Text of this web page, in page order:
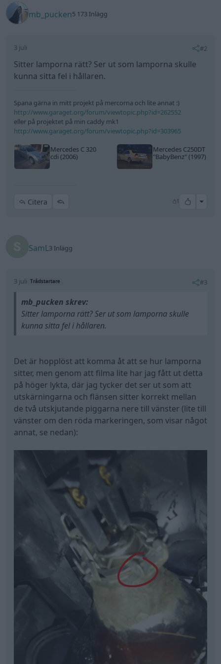
mb_pucken5 173 Inlägg
3 juli #2
Sitter lamporna rätt? Ser ut som lamporna skulle
kunna sitta fel i hållaren.
Spana gärna in mitt projekt på mercorna och lite annat :)
http://www.garaget.org/forum/viewtopic.php?id=262552
eller på projektet på min caddy mk1
http://www.garaget.org/forum/viewtopic.php?id=303965
Mercedes C 320
cdi (2006)
Mercedes C250DT
"BabyBenz"(1997)
Citera 1 All
SamL3 Inlägg
3 juli Trådstartare #3
mb_pucken skrev:
Sitter lamporna rätt? Ser ut som lamporna skulle
kunna sitta fel i hållaren.
Det är hopplöst att komma åt att se hur lamporna
sitter, men genom att filma lite har jag fått ut detta
på höger lykta, där jag tycker det ser ut som att
utskärningarna och flänsen sitter korrekt mellan
de två utskjutande piggarna nere till vänster (lite till
vänster om den röda markeringen, som visar något
annat, se nedan):